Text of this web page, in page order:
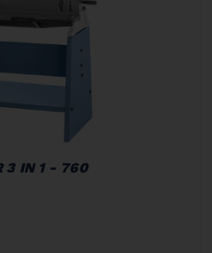
3 IN 1 - 760